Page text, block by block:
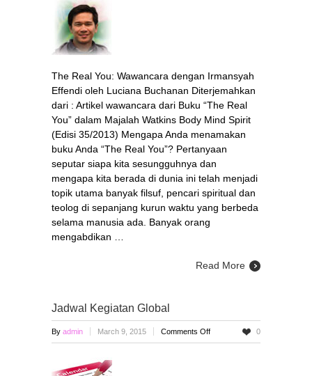
The Real You: Wawancara dengan Irmansyah
Effendi oleh Luciana Buchanan Diterjemahkan
dari : Artikel wawancara dari Buku “The Real
You” dalam Majalah Watkins Body Mind Spirit
(Edisi 35/2013) Mengapa Anda menamakan
buku Anda “The Real You”? Pertanyaan
seputar siapa kita sesungguhnya dan
mengapa kita berada di dunia ini telah menjadi
topik utama banyak filsuf, pencari spiritual dan
teolog di sepanjang kurun waktu yang berbeda
selama manusia ada. Banyak orang
mengabdikan …
Read More
Jadwal Kegiatan Global
By admin March 9, 2015 Comments Offon
Jadwal
0